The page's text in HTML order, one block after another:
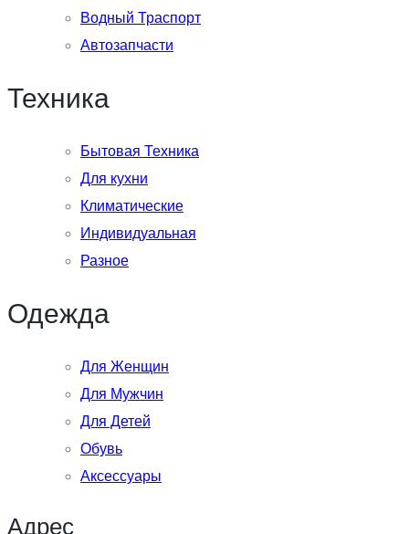
Водный Траспорт
Автозапчасти
Техника
Бытовая Техника
Для кухни
Климатические
Индивидуальная
Разное
Одежда
Для Женщин
Для Мужчин
Для Детей
Обувь
Аксессуары
Адрес